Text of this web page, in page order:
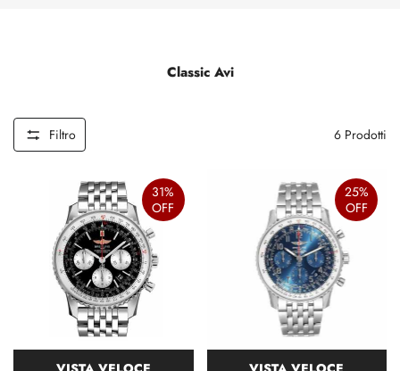
Classic Avi
Filtro 6 Prodotti
31%
OFF
25%
OFF